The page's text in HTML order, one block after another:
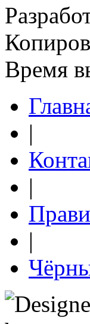
Время
|
|
|